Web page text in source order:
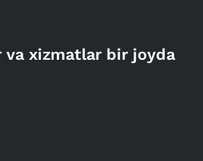
va xizmatlar bir joyda